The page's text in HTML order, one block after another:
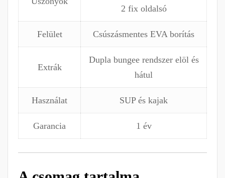
2 fix oldalsó
Felület Csúszásmentes EVA borítás
Extrák
Dupla bungee rendszer elöl és
hátul
Használat SUP és kajak
Garancia 1 év